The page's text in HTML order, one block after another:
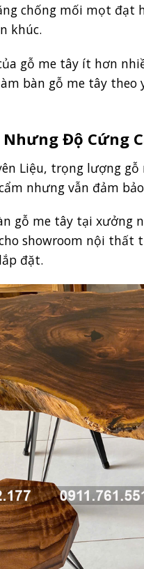
chống mối mọt đạt
khúc.
gỗ me tây ít hơn
bàn gỗ me tây
Độ Cứng
Liệu, trọng lượng
nhưng vẫn đảm
gỗ me tây tại xưởng
showroom nội
đặt.